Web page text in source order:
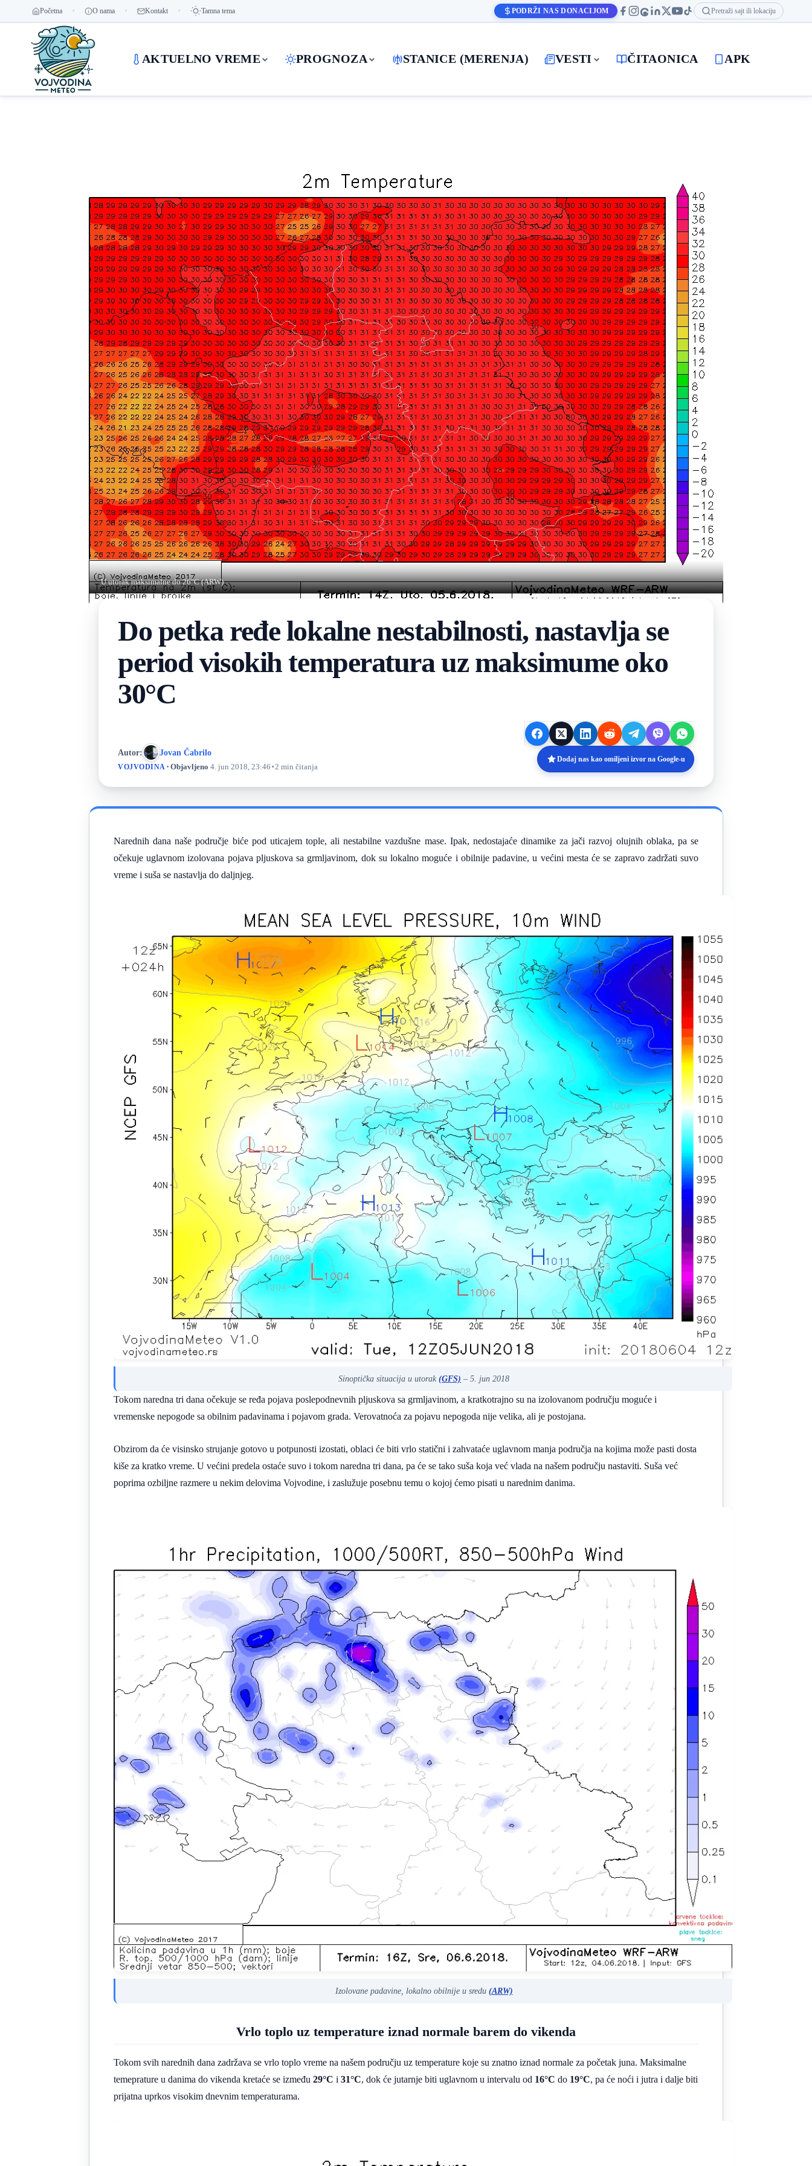
Početna O nama Kontakt Tamna tema PODRŽI NAS DONACIJOM Pretraži sajt ili lokaciju
AKTUELNO VREME PROGNOZA STANICE (MERENJA) VESTI ČITAONICA APK
U utorak maksimalne do 26°C (ARW)
Do petka ređe lokalne nestabilnosti, nastavlja se
period visokih temperatura uz maksimume oko
30°C
Autor: Jovan Čabrilo
VOJVODINA · Objavljeno 4. jun 2018, 23:46 ·2 min čitanja
Dodaj nas kao omiljeni izvor na Google-u
Narednih dana naše područje biće pod uticajem tople, ali nestabilne vazdušne mase. Ipak, nedostajaće dinamike za jači razvoj olujnih oblaka, pa se
očekuje uglavnom izolovana pojava pljuskova sa grmljavinom, dok su lokalno moguće i obilnije padavine, u većini mesta će se zapravo zadržati suvo
vreme i suša se nastavlja do daljnjeg.
Sinoptička situacija u utorak(GFS) – 5. jun 2018
Tokom naredna tri dana očekuje se ređa pojava poslepodnevnih pljuskova sa grmljavinom, a kratkotrajno su na izolovanom području moguće i
vremenske nepogode sa obilnim padavinama i pojavom grada. Verovatnoća za pojavu nepogoda nije velika, ali je postojana.
Obzirom da će visinsko strujanje gotovo u potpunosti izostati, oblaci će biti vrlo statični i zahvataće uglavnom manja područja na kojima može pasti dosta
kiše za kratko vreme. U većini predela ostaće suvo i tokom naredna tri dana, pa će se tako suša koja već vlada na našem području nastaviti. Suša već
poprima ozbiljne razmere u nekim delovima Vojvodine, i zaslužuje posebnu temu o kojoj ćemo pisati u narednim danima.
Izolovane padavine, lokalno obilnije u sredu (ARW)
Vrlo toplo uz temperature iznad normale barem do vikenda
Tokom svih narednih dana zadržava se vrlo toplo vreme na našem području uz temperature koje su znatno iznad normale za početak juna. Maksimalne
temeprature u danima do vikenda kretaće se između 29°C i 31°C, dok će jutarnje biti uglavnom u intervalu od 16°C do 19°C, pa će noći i jutra i dalje biti
prijatna uprkos visokim dnevnim temperaturama.